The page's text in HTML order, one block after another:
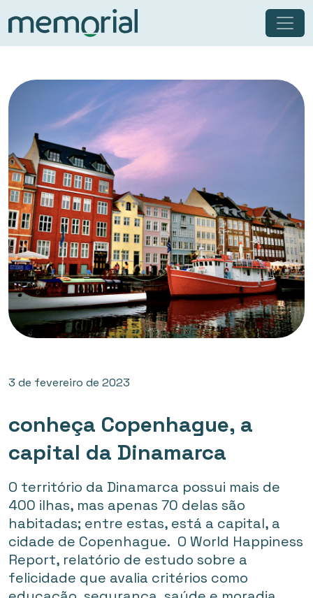
3 de fevereiro de 2023
conheça Copenhague, a
capital da Dinamarca
O território da Dinamarca possui mais de
400 ilhas, mas apenas 70 delas são
habitadas; entre estas, está a capital, a
cidade de Copenhague. O World Happiness
Report, relatório de estudo sobre a
felicidade que avalia critérios como